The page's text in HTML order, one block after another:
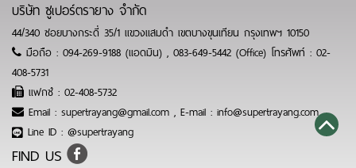
บริษัท ซูเปอร์ตรายาง จำกัด
44/340 ซอยบางกระดี่ 35/1 แขวงแสมดำ เขตบางขุนเทียน กรุงเทพฯ 10150
มือถือ : 094-269-9188 (แอดมิน) , 083-649-5442 (Office) โทรศัพท์ : 02-
408-5731
แฟกซ์ : 02-408-5732
Email : supertrayang@gmail.com , E-mail : info@supertrayang.com
Line ID : @supertrayang
FIND US